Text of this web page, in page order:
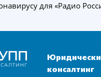
для «Радио
консалтинг